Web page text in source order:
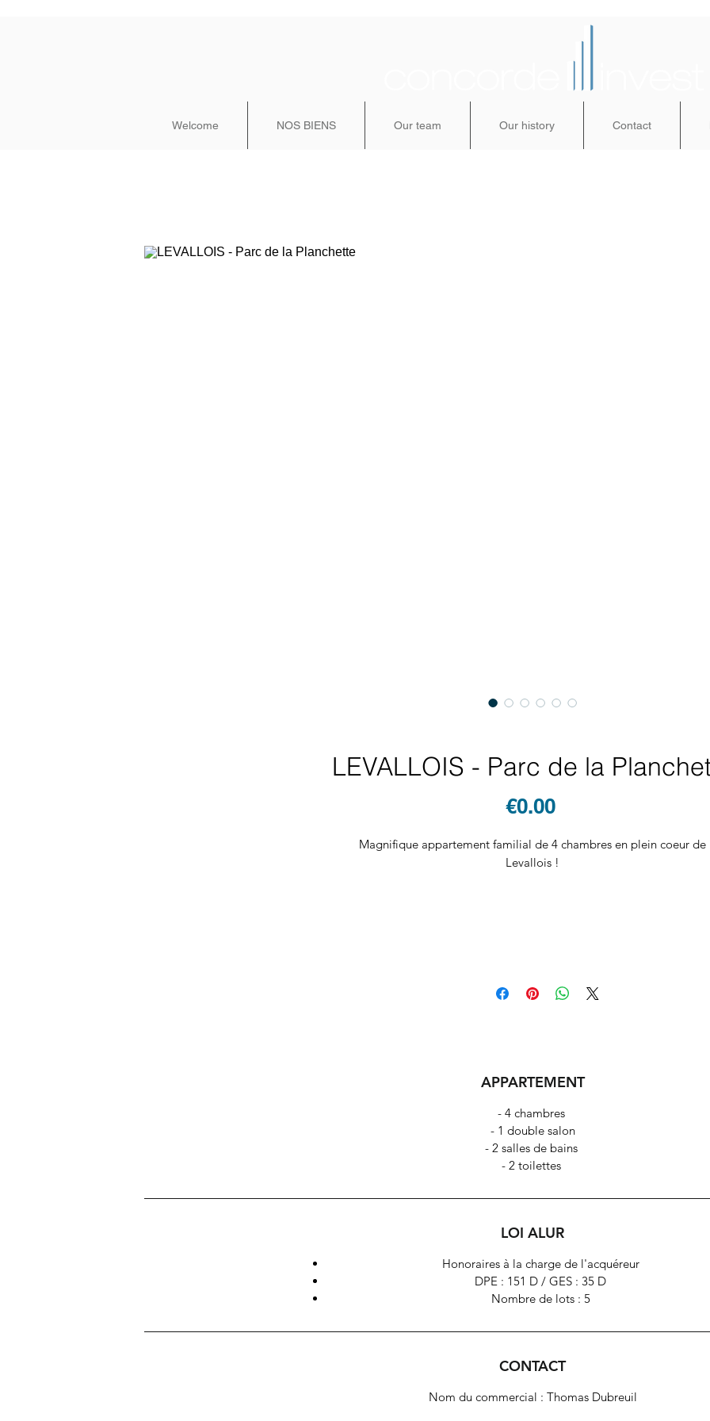
Welcome NOS BIENS Our team Our history Contact
LEVALLOIS - Parc de la
€0.00Price
Magnifique appartement familial de 4 chambres en plein coeur de
Levallois !
Côté cour : 1 grande cuisine et 3 chambres au calme.
Clichy-Levallois).
APPARTEMENT
- 4 chambres
- 1 double salon
- 2 salles de bains
- 2 toilettes
LOI ALUR
Honoraires à la charge de l'acquéreur
DPE : 151 D / GES : 35 D
Nombre de lots : 5
CONTACT
Nom du commercial : Thomas Dubreuil